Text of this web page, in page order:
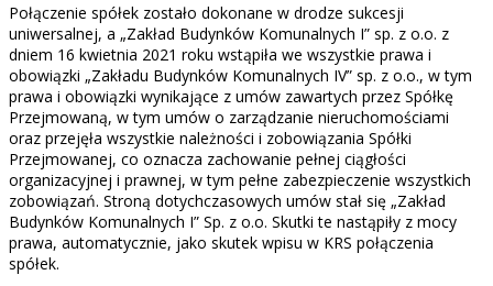
Połączenie spółek zostało dokonane w drodze sukcesji
uniwersalnej, a „Zakład Budynków Komunalnych I” sp. z o.o. z
dniem 16 kwietnia 2021 roku wstąpiła we wszystkie prawa i
obowiązki „Zakładu Budynków Komunalnych IV” sp. z o.o., w tym
prawa i obowiązki wynikające z umów zawartych przez Spółkę
Przejmowaną, w tym umów o zarządzanie nieruchomościami
oraz przejęła wszystkie należności i zobowiązania Spółki
Przejmowanej, co oznacza zachowanie pełnej ciągłości
organizacyjnej i prawnej, w tym pełne zabezpieczenie wszystkich
zobowiązań. Stroną dotychczasowych umów stał się „Zakład
Budynków Komunalnych I” Sp. z o.o. Skutki te nastąpiły z mocy
prawa, automatycznie, jako skutek wpisu w KRS połączenia
spółek.